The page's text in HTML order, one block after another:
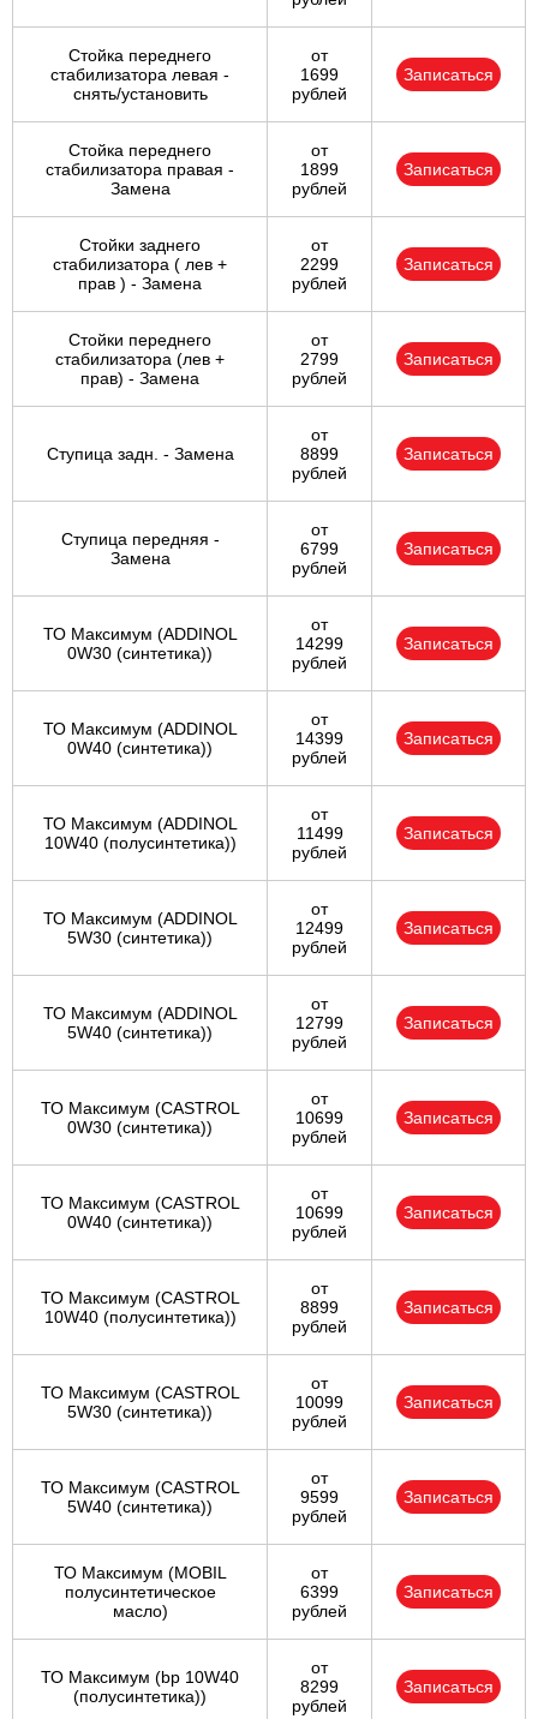
Стойка переднего
стабилизатора левая -
снять/установить
от
1699
рублей
Записаться
Стойка переднего
стабилизатора правая -
Замена
от
1899
рублей
Записаться
Стойки заднего
стабилизатора ( лев +
прав ) - Замена
от
2299
рублей
Записаться
Стойки переднего
стабилизатора (лев +
прав) - Замена
от
2799
рублей
Записаться
Ступица задн. - Замена
от
8899
рублей
Записаться
Ступица передняя -
Замена
от
6799
рублей
Записаться
ТО Максимум (ADDINOL
0W30 (синтетика))
от
14299
рублей
Записаться
ТО Максимум (ADDINOL
0W40 (синтетика))
от
14399
рублей
Записаться
ТО Максимум (ADDINOL
10W40 (полусинтетика))
от
11499
рублей
Записаться
ТО Максимум (ADDINOL
5W30 (синтетика))
от
12499
рублей
Записаться
ТО Максимум (ADDINOL
5W40 (синтетика))
от
12799
рублей
Записаться
ТО Максимум (CASTROL
0W30 (синтетика))
от
10699
рублей
Записаться
ТО Максимум (CASTROL
0W40 (синтетика))
от
10699
рублей
Записаться
ТО Максимум (CASTROL
10W40 (полусинтетика))
от
8899
рублей
Записаться
ТО Максимум (CASTROL
5W30 (синтетика))
от
10099
рублей
Записаться
ТО Максимум (CASTROL
5W40 (синтетика))
от
9599
рублей
Записаться
ТО Максимум (MOBIL
полуcинтетическое
масло)
от
6399
рублей
Записаться
ТО Максимум (bp 10W40
(полусинтетика))
от
8299
рублей
Записаться